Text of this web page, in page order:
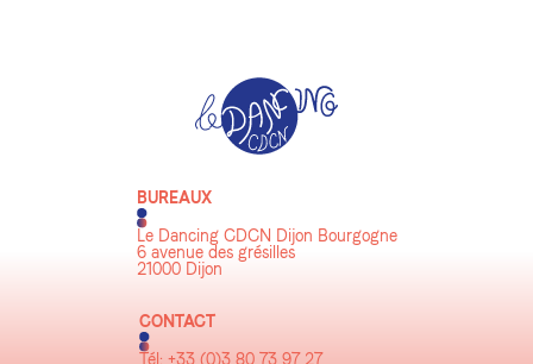
BUREAUX
Le Dancing CDCN Dijon Bourgogne
6 avenue des grésilles
21000 Dijon
CONTACT